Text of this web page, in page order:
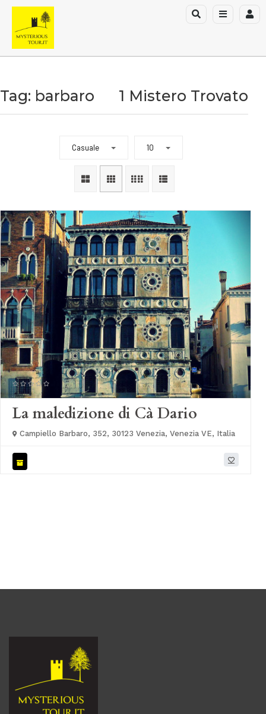
Tag: barbaro 1 Mistero Trovato
Casuale 10
La maledizione di Cà Dario
Campiello Barbaro, 352, 30123 Venezia, Venezia VE, Italia